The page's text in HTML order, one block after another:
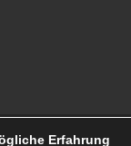
Erfahrung